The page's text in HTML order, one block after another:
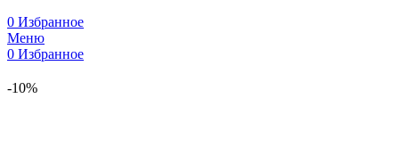
0 Избранное
Меню
0 Избранное
-10%